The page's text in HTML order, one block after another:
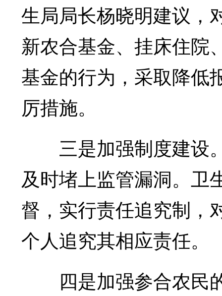
生局局长杨晓明建议，
新农合基金、挂床住院
基金的行为，采取降低
厉措施。
三是加强制度建设
及时堵上监管漏洞。卫
督，实行责任追究制，
个人追究其相应责任。
四是加强参合农民